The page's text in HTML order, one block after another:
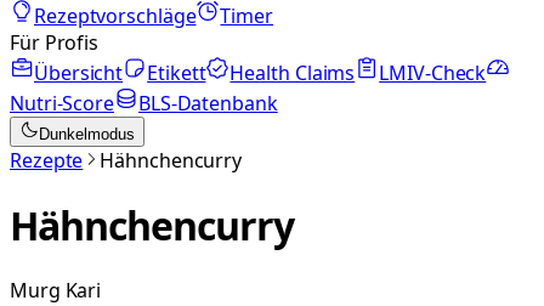
Rezeptvorschläge
Timer
Für Profis
Übersicht
Etikett Health Claims
LMIV-Check
Nutri-Score
BLS-Datenbank
Dunkelmodus
Rezepte Hähnchencurry
Hähnchencurry
Murg Kari